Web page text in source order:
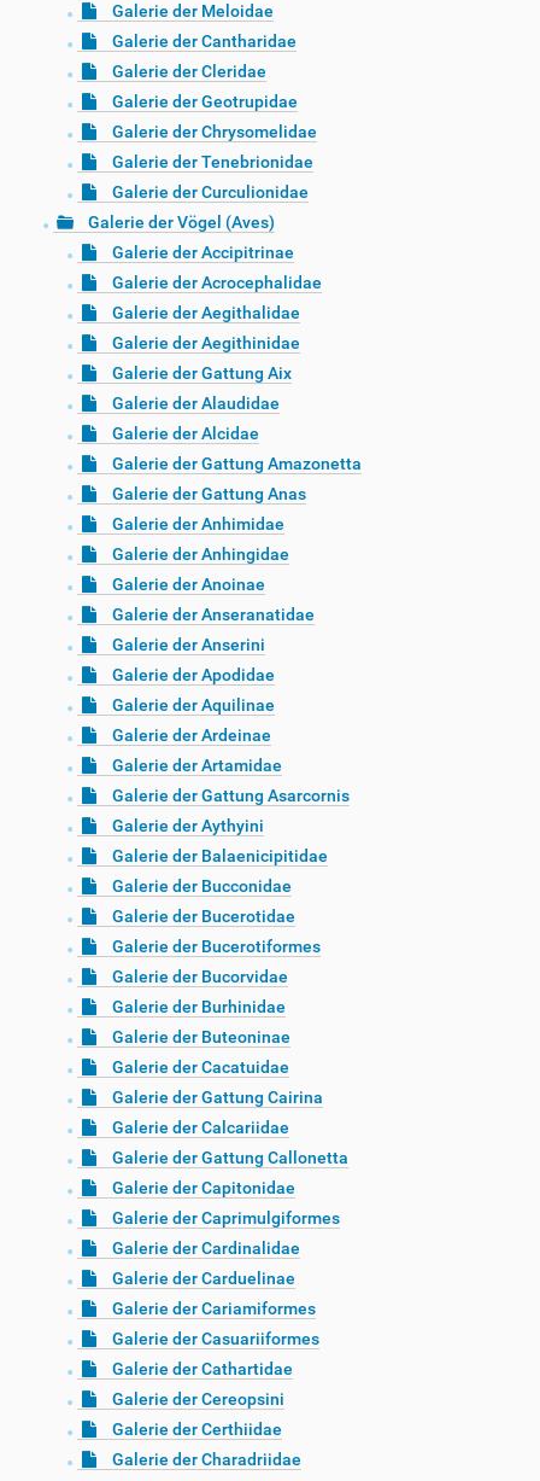
Galerie der Meloidae
Galerie der Cantharidae
Galerie der Cleridae
Galerie der Geotrupidae
Galerie der Chrysomelidae
Galerie der Tenebrionidae
Galerie der Curculionidae
Galerie der Vögel (Aves)
Galerie der Accipitrinae
Galerie der Acrocephalidae
Galerie der Aegithalidae
Galerie der Aegithinidae
Galerie der Gattung Aix
Galerie der Alaudidae
Galerie der Alcidae
Galerie der Gattung Amazonetta
Galerie der Gattung Anas
Galerie der Anhimidae
Galerie der Anhingidae
Galerie der Anoinae
Galerie der Anseranatidae
Galerie der Anserini
Galerie der Apodidae
Galerie der Aquilinae
Galerie der Ardeinae
Galerie der Artamidae
Galerie der Gattung Asarcornis
Galerie der Aythyini
Galerie der Balaenicipitidae
Galerie der Bucconidae
Galerie der Bucerotidae
Galerie der Bucerotiformes
Galerie der Bucorvidae
Galerie der Burhinidae
Galerie der Buteoninae
Galerie der Cacatuidae
Galerie der Gattung Cairina
Galerie der Calcariidae
Galerie der Gattung Callonetta
Galerie der Capitonidae
Galerie der Caprimulgiformes
Galerie der Cardinalidae
Galerie der Carduelinae
Galerie der Cariamiformes
Galerie der Casuariiformes
Galerie der Cathartidae
Galerie der Cereopsini
Galerie der Certhiidae
Galerie der Charadriidae